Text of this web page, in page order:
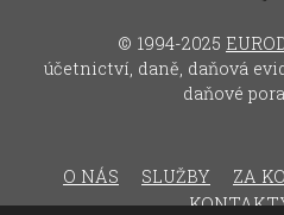
© 1994-2025
účetnictví, daně, daňová
daňové
O NÁS SLUŽBY ZA